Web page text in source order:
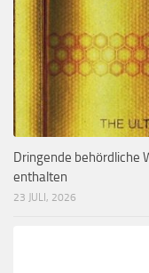
Dringende behördliche
enthalten
23 JULI, 2026